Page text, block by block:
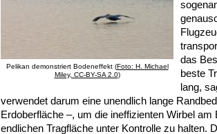
Pelikan demonstriert Bodeneffekt (Foto: H. Michael
Miley, CC-BY-SA 2.0)
das
beste
lang,
verwendet darum eine unendlich lange
Erdoberfläche –, um die ineffizienten Wirbel am
endlichen Tragfläche unter Kontrolle zu halten.